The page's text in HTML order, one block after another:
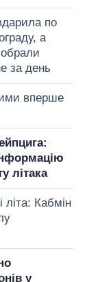
по
а
за день
вперше
літака
Кабмін
у